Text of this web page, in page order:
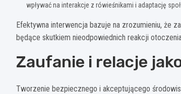
wpływać na interakcje z rówieśnikami i adaptację
Efektywna interwencja bazuje na zrozumieniu, że
będące skutkiem nieodpowiednich reakcji
Zaufanie i relacje
Tworzenie bezpiecznego i akceptującego